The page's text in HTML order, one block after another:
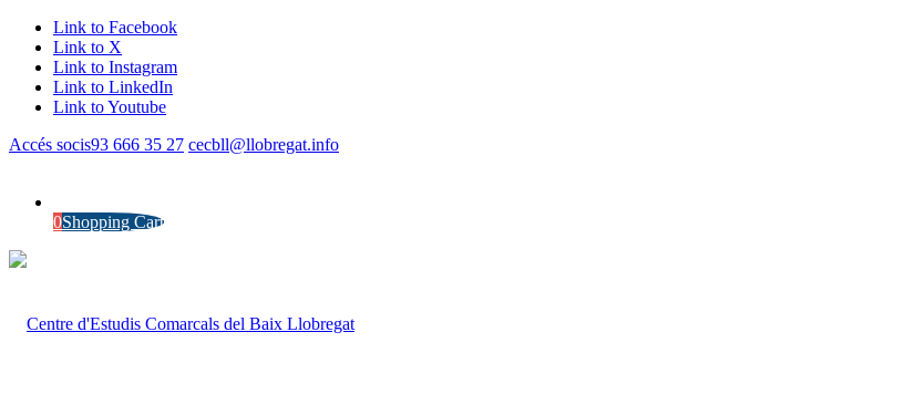
Link to Facebook
Link to X
Link to Instagram
Link to LinkedIn
Link to Youtube
Accés socis93 666 35 27 cecbll@llobregat.info
0Shopping Cart